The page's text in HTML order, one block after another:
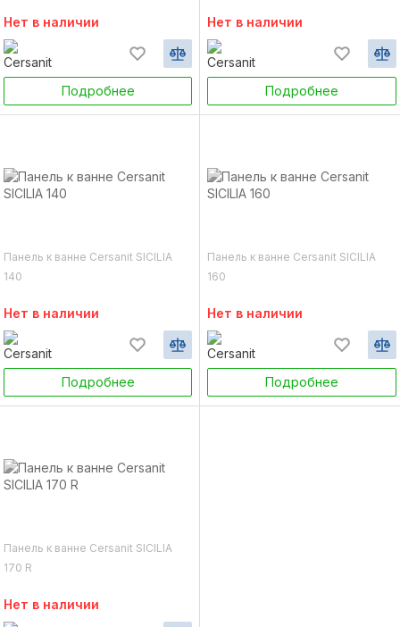
Нет в наличии
Подробнее
Нет в наличии
Подробнее
Панель к ванне Cersanit SICILIA
140
Нет в наличии
Подробнее
Панель к ванне Cersanit SICILIA
160
Нет в наличии
Подробнее
Панель к ванне Cersanit SICILIA
170 R
Нет в наличии